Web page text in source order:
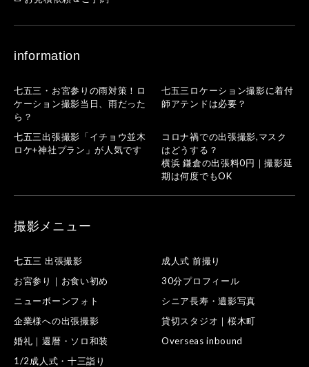
information
七五三・お宮参りの雨対策！ロ
ケーション撮影当日、雨だった
ら？
七五三ロケーション撮影に着付
師アテンドは必要？
七五三出張撮影「イチョウ並木
ロケ+神社プラン」が人気です
コロナ禍での出張撮影,マスク
はどうする？
横浜 鎌倉の出張料0円｜撮影延
期は何度でもOK
撮影メニュー
七五三 出張撮影
成人式 前撮り
お宮参り｜お食い初め
30分プロフィール
ニューボーンフォト
シニア長寿・遺影写真
企業様への出張撮影
貸切スタジオ｜桜木町
婚礼｜還暦・ソロ和装
Overseas inbound
1/2成人式・十三詣り